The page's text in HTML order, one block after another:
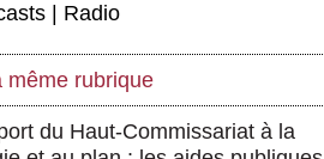
| Radio
même rubrique
du Haut-Commissariat à la